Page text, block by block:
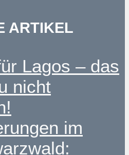
ARTIKEL
Lagos – das
nicht
im